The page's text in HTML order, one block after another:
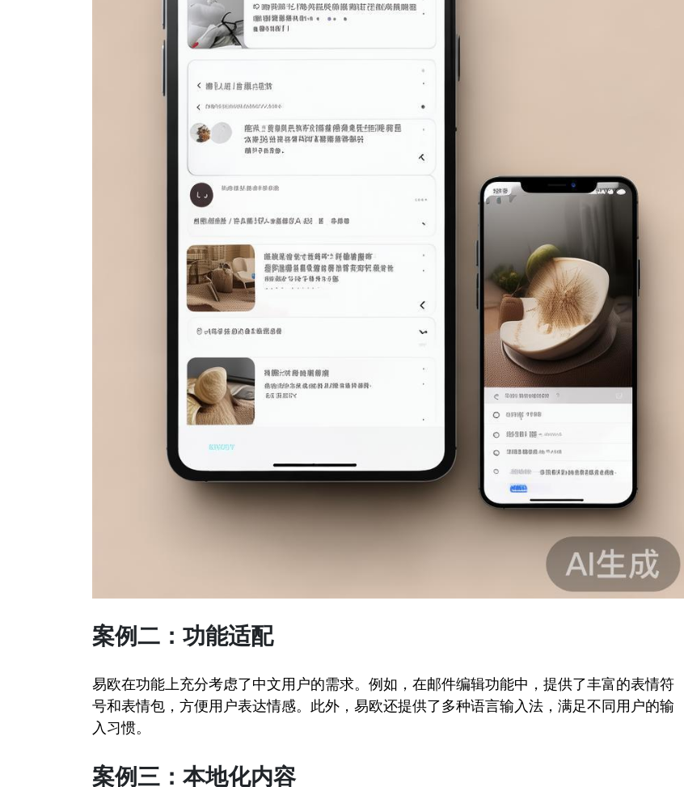
案例二：功能适配
易欧在功能上充分考虑了中文用户的需求。例如，在邮件编辑功能中，提供了丰富的表情符
号和表情包，方便用户表达情感。此外，易欧还提供了多种语言输入法，满足不同用户的输
入习惯。
案例三：本地化内容